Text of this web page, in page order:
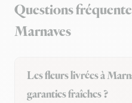
Questions
Marnaves
Les fleurs livrées à
garanties fraîches ?